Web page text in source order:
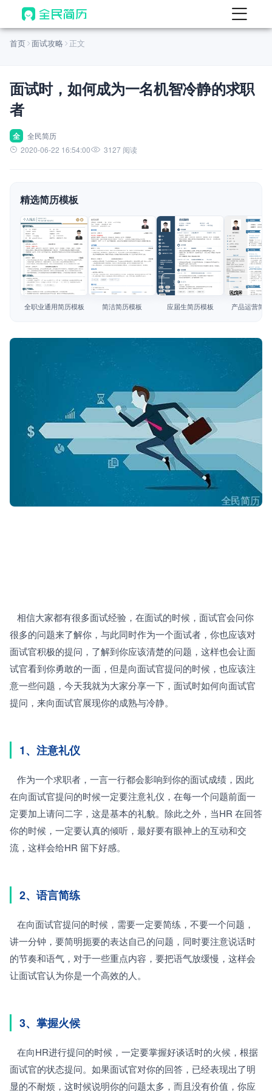
首页
AI 生成简历
AI 翻译简历
AI 诊断简历
面试自我介绍
AI 职场工具 New
简历模板
简历教程
首页 面试攻略 正文
面试时，如何成为一名机智冷静的求职
者
全
全民简历
2020-06-22 16:54:00
3127 阅读
精选简历模板
查看模板
全职业通用简历模板
查看模板
简洁简历模板
查看模板
应届生简历模板
查看模板
产品运营简
很多的问题来了解你，与此同时作为一个面试者，你也应该对
面试官积极的提问，了解到你应该清楚的问题，这样也会让面
试官看到你勇敢的一面，但是向面试官提问的时候，也应该注
意一些问题，今天我就为大家分享一下，面试时如何向面试官
提问，来向面试官展现你的成熟与冷静。
1、注意礼仪
在向面试官提问的时候一定要注意礼仪，在每一个问题前面一
定要加上请问二字，这是基本的礼貌。除此之外，当HR 在回答
你的时候，一定要认真的倾听，最好要有眼神上的互动和交
流，这样会给HR 留下好感。
2、语言简练
讲一分钟，要简明扼要的表达自己的问题，同时要注意说话时
的节奏和语气，对于一些重点内容，要把语气放缓慢，这样会
让面试官认为你是一个高效的人。
3、掌握火候
面试官的状态提问。如果面试官对你的回答，已经表现出了明
显的不耐烦，这时候说明你的问题太多，而且没有价值，你应